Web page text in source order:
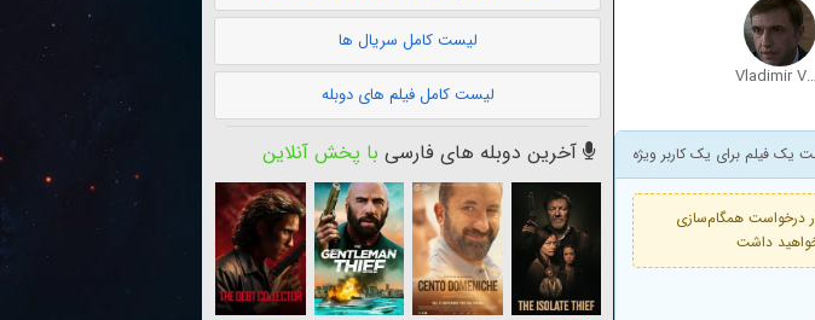
Vladimir Vdovichenkov
می‌توانید هر 2 ساعت یک‌بار درخواست همگام‌سازی
لیست کامل سریال ها
لیست کامل فیلم های دوبله
آخرین دوبله های فارسی با پخش آنلاین